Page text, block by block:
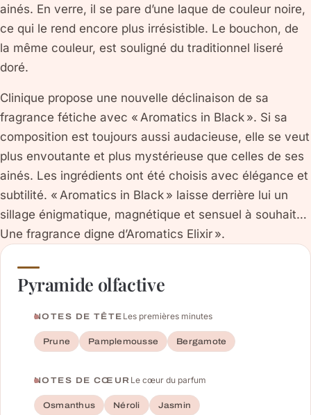
ainés. En verre, il se pare d’une laque de couleur noire,
ce qui le rend encore plus irrésistible. Le bouchon, de
la même couleur, est souligné du traditionnel liseré
doré.
Clinique propose une nouvelle déclinaison de sa
fragrance fétiche avec « Aromatics in Black ». Si sa
composition est toujours aussi audacieuse, elle se veut
plus envoutante et plus mystérieuse que celles de ses
ainés. Les ingrédients ont été choisis avec élégance et
subtilité. « Aromatics in Black » laisse derrière lui un
sillage énigmatique, magnétique et sensuel à souhait…
Une fragrance digne d’Aromatics Elixir ».
Pyramide olfactive
NOTES DE TÊTE Les premières minutes
Prune Pamplemousse Bergamote
NOTES DE CŒUR Le cœur du parfum
Osmanthus Néroli Jasmin